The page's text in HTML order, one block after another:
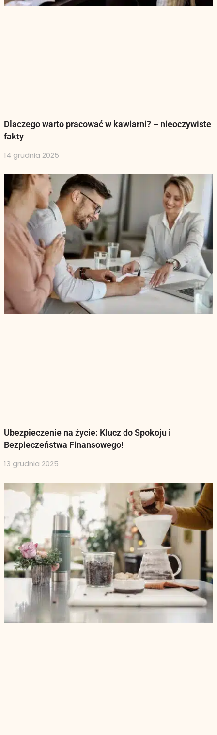
Dlaczego warto pracować w kawiarni? – nieoczywiste
fakty
14 grudnia 2025
Ubezpieczenie na życie: Klucz do Spokoju i
Bezpieczeństwa Finansowego!
13 grudnia 2025